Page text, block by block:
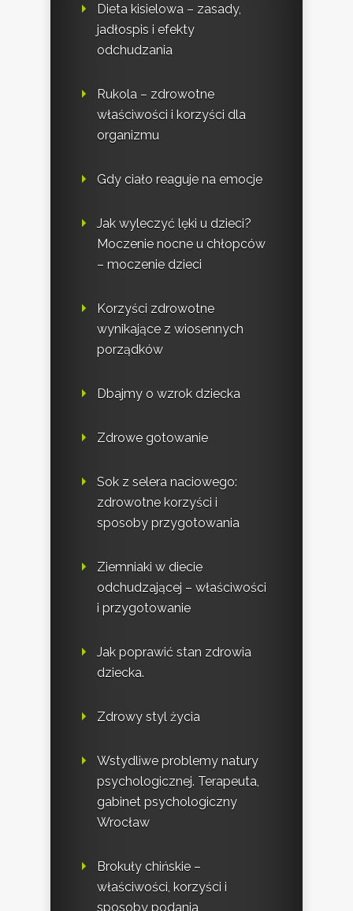
Dieta kisielowa – zasady,
jadłospis i efekty
odchudzania
Rukola – zdrowotne
właściwości i korzyści dla
organizmu
Gdy ciało reaguje na emocje
Jak wyleczyć lęki u dzieci?
Moczenie nocne u chłopców
– moczenie dzieci
Korzyści zdrowotne
wynikające z wiosennych
porządków
Dbajmy o wzrok dziecka
Zdrowe gotowanie
Sok z selera naciowego:
zdrowotne korzyści i
sposoby przygotowania
Ziemniaki w diecie
odchudzającej – właściwości
i przygotowanie
Jak poprawić stan zdrowia
dziecka.
Zdrowy styl życia
Wstydliwe problemy natury
psychologicznej. Terapeuta,
gabinet psychologiczny
Wrocław
Brokuły chińskie –
właściwości, korzyści i
sposoby podania